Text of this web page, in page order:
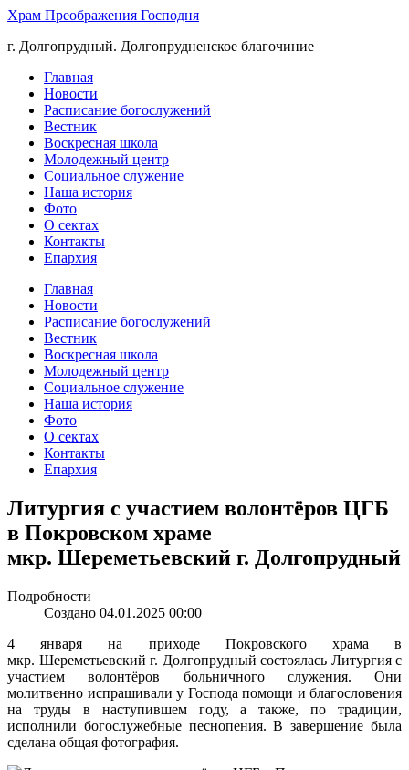
Храм Преображения Господня
г. Долгопрудный. Долгопрудненское благочиние
Главная
Новости
Расписание богослужений
Вестник
Воскресная школа
Молодежный центр
Социальное служение
Наша история
Фото
О сектах
Контакты
Епархия
Главная
Новости
Расписание богослужений
Вестник
Воскресная школа
Молодежный центр
Социальное служение
Наша история
Фото
О сектах
Контакты
Епархия
Литургия с участием волонтёров ЦГБ
в Покровском храме
мкр. Шереметьевский г. Долгопрудный
Подробности
Создано 04.01.2025 00:00
4 января на приходе Покровского храма в
мкр. Шереметьевский г. Долгопрудный состоялась Литургия с
участием волонтёров больничного служения. Они
молитвенно испрашивали у Господа помощи и благословения
на труды в наступившем году, а также, по традиции,
исполнили богослужебные песнопения. В завершение была
сделана общая фотография.